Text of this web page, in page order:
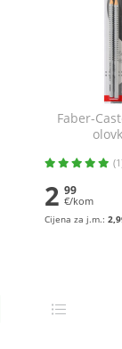
Faber-
2 99
€/kom
Cijena za j.m.: